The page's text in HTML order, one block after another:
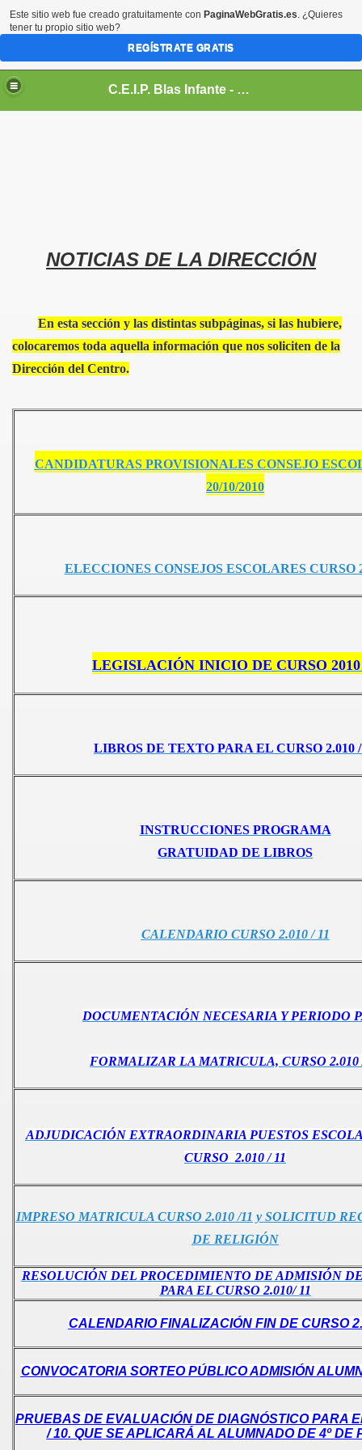
C.E.I.P. Blas Infante - Sanlúcar de Barrameda, Cádiz
NOTICIAS DE LA DIRECCIÓN
En esta sección y las distintas subpáginas, si las hubiere,
colocaremos toda aquella información que nos soliciten de la
Dirección del Centro.
CANDIDATURAS PROVISIONALES CONSEJO
20/10/2010
ELECCIONES CONSEJOS ESCOLARES CURSO
LEGISLACIÓN INICIO DE CURSO 2010
LIBROS DE TEXTO PARA EL CURSO 2.010 /
INSTRUCCIONES PROGRAMA
GRATUIDAD DE LIBROS
CALENDARIO CURSO 2.010 / 11
DOCUMENTACIÓN NECESARIA Y PERIODO
FORMALIZAR LA MATRICULA, CURSO 2.010
ADJUDICACIÓN EXTRAORDINARIA PUESTOS
CURSO 2.010 / 11
IMPRESO MATRICULA CURSO 2.010 /11 y SOLICITUD
DE RELIGIÓN
RESOLUCIÓN DEL PROCEDIMIENTO DE ADMISIÓN
PARA EL CURSO 2.010/ 11
CALENDARIO FINALIZACIÓN FIN DE CURSO
CONVOCATORIA SORTEO PÚBLICO ADMISIÓN
PRUEBAS DE EVALUACIÓN DE DIAGNÓSTICO PARA
/ 10. QUE SE APLICARÁ AL ALUMNADO DE 4º DE
2.013- 14
Escuelas Deportivas 2010 11
admisión alumnado
del alumnado
Este sitio web fue creado gratuitamente con PaginaWebGratis.es. ¿Quieres
tener tu propio sitio web?
REGÍSTRATE GRATIS